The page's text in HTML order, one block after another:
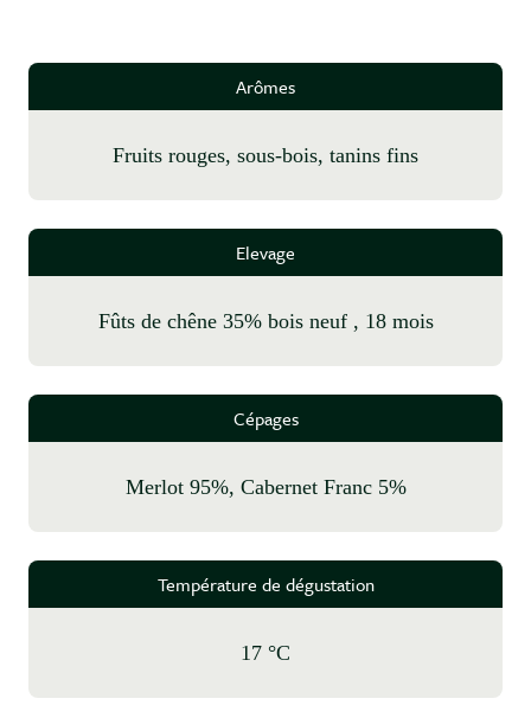
Arômes
fruits rouges, sous-bois, tanins fins
Elevage
fûts de chêne 35% bois neuf , 18 mois
Cépages
Merlot 95%, Cabernet Franc 5%
Température de dégustation
17 °C